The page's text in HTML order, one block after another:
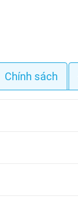
Chính sách